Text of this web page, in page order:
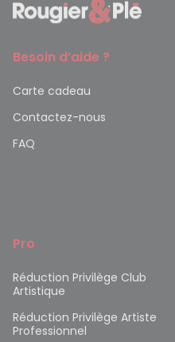
Besoin d’aide ?
Carte cadeau
Contactez-nous
FAQ
Pro
Réduction Privilège Club
Artistique
Réduction Privilège Artiste
Professionnel